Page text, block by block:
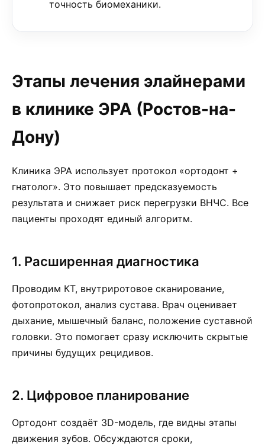
точность биомеханики.
Этапы лечения элайнерами
в клинике ЭРА (Ростов-на-
Дону)
Клиника ЭРА использует протокол «ортодонт +
гнатолог». Это повышает предсказуемость
результата и снижает риск перегрузки ВНЧС. Все
пациенты проходят единый алгоритм.
1. Расширенная диагностика
Проводим КТ, внутриротовое сканирование,
фотопротокол, анализ сустава. Врач оценивает
дыхание, мышечный баланс, положение суставной
головки. Это помогает сразу исключить скрытые
причины будущих рецидивов.
2. Цифровое планирование
Ортодонт создаёт 3D-модель, где видны этапы
движения зубов. Обсуждаются сроки,